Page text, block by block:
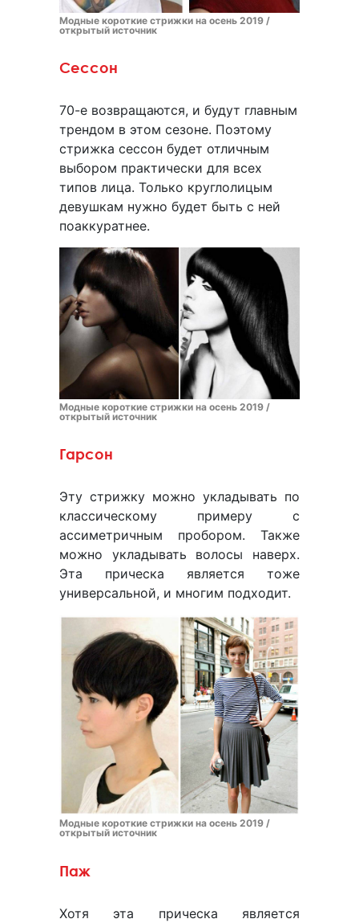
Модные короткие стрижки на осень 2019 /
открытый источник
Сессон
70-е возвращаются, и будут главным
трендом в этом сезоне. Поэтому
стрижка сессон будет отличным
выбором практически для всех
типов лица. Только круглолицым
девушкам нужно будет быть с ней
поаккуратнее.
Модные короткие стрижки на осень 2019 /
открытый источник
Гарсон
Эту стрижку можно укладывать по
классическому примеру с
ассиметричным пробором. Также
можно укладывать волосы наверх.
Эта прическа является тоже
универсальной, и многим подходит.
Модные короткие стрижки на осень 2019 /
открытый источник
Паж
Хотя эта прическа является